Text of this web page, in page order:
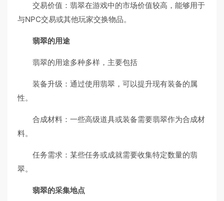
交易价值：翡翠在游戏中的市场价值较高，能够用于
与NPC交易或其他玩家交换物品。
翡翠的用途
翡翠的用途多种多样，主要包括
装备升级：通过使用翡翠，可以提升现有装备的属
性。
合成材料：一些高级道具或装备需要翡翠作为合成材
料。
任务需求：某些任务或成就需要收集特定数量的翡
翠。
翡翠的采集地点